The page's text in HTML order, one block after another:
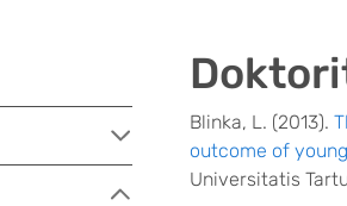
Blinka, L. (2013).
outcome of
Universitatis